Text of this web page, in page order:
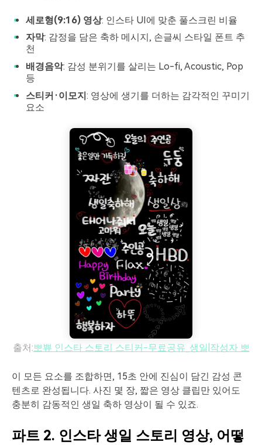
세로형(9:16) 영상: 인스타 UI에 맞춘 풀스크린 비율
자막: 감정을 담은 축하 메시지, 손글씨 스타일 폰트 추
천
배경음악: 감성 분위기를 살리는 Lo-fi, Acoustic, Pop
등
스티커·이모지: 영상에 생기를 더하는 감각적인 꾸미기
요소
출처:뽀쀼 인스타 스토리 스티커-무료공유_생일|작성자 뽀
이 모든 요소를 조합하면, 15초 안에 진심이 담긴 감성 콘
텐츠로 완성됩니다. 사진 몇 장, 짧은 영상 클립만 있어도
충분히 감동적인 생일 축하 영상이 될 수 있죠.
파트 2. 인스타 생일 스토리 영상, 어떻